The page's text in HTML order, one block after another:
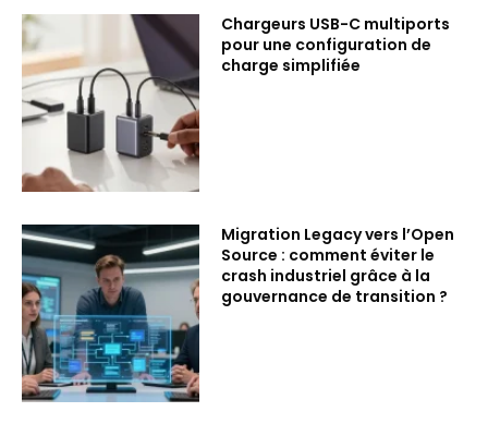
Chargeurs USB-C multiports
pour une configuration de
charge simplifiée
Migration Legacy vers l’Open
Source : comment éviter le
crash industriel grâce à la
gouvernance de transition ?